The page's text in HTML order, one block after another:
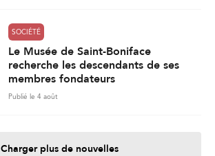
SOCIÉTÉ
Le Musée de Saint-Boniface
recherche les descendants de ses
membres fondateurs
Publié le 4 août
Charger plus de nouvelles